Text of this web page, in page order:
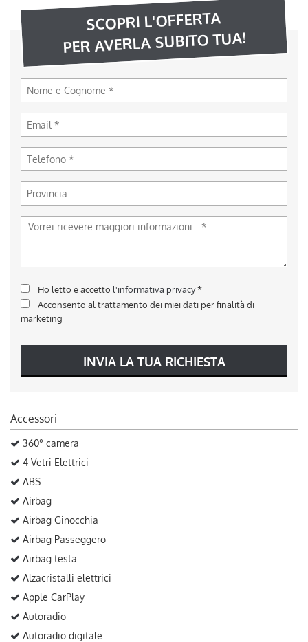
SCOPRI L'OFFERTA
PER AVERLA SUBITO TUA!
Ho letto e accetto l'informativa privacy*
Acconsento al trattamento dei miei dati per finalità di
marketing
INVIA LA TUA RICHIESTA
Accessori
360° camera
4 Vetri Elettrici
ABS
Airbag
Airbag Ginocchia
Airbag Passeggero
Airbag testa
Alzacristalli elettrici
Apple CarPlay
Autoradio
Autoradio digitale